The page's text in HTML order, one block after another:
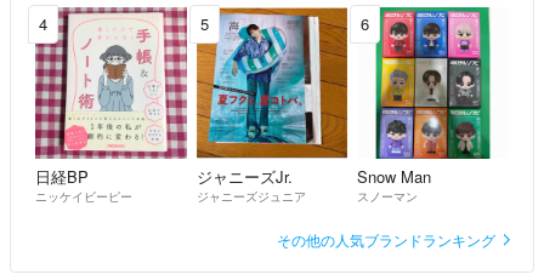
4
日経BP
ニッケイビーピー
5
ジャニーズJr.
ジャニーズジュニア
6
Snow Man
スノーマン
その他の人気ブランドランキング